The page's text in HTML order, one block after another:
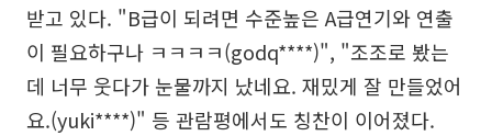
받고 있다. "B급이 되려면 수준높은 A급연기와 연출
이 필요하구나 ㅋㅋㅋㅋ(godq****)", "조조로 봤는
데 너무 웃다가 눈물까지 났네요. 재밌게 잘 만들었어
요.(yuki****)" 등 관람평에서도 칭찬이 이어졌다.